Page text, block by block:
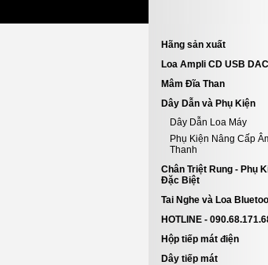
Hãng sản xuất
Loa Ampli CD USB DAC
Mâm Đĩa Than
Dây Dẫn và Phụ Kiện
Dây Dẫn Loa Máy
Phụ Kiện Nâng Cấp
Thanh
Chân Triệt Rung - Phụ
Đặc Biệt
Tai Nghe và Loa
HOTLINE -
Hộp tiếp mát điện
Dây tiếp mát